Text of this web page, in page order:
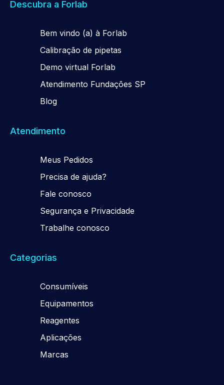
Descubra a Forlab
Bem vindo (a) à Forlab
Calibração de pipetas
Demo virtual Forlab
Atendimento Fundações SP
Blog
Atendimento
Meus Pedidos
Precisa de ajuda?
Fale conosco
Segurança e Privacidade
Trabalhe conosco
Categorias
Consumíveis
Equipamentos
Reagentes
Aplicações
Marcas